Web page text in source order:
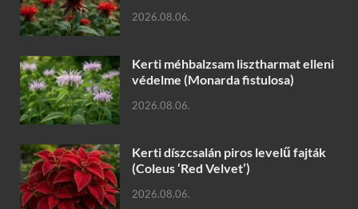
2026.08.06.
Kerti méhbalzsam lisztharmat elleni
védelme (Monarda fistulosa)
2026.08.06.
Kerti díszcsalán piros levelű fajták
(Coleus ‘Red Velvet’)
2026.08.06.